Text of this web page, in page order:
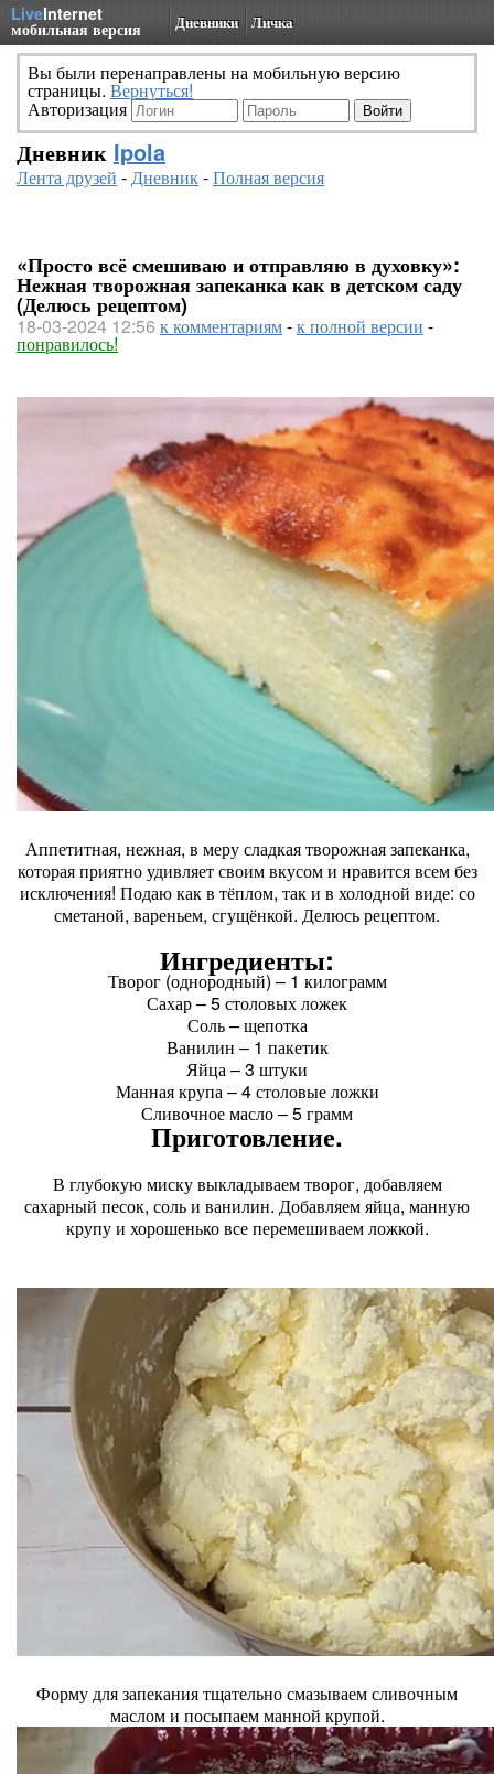
LiveInternet
мобильная версия Дневники Личка
Вы были перенаправлены на мобильную версию
страницы. Вернуться!
Авторизация
Дневник Ipola
Лента друзей -Дневник-Полная версия
«Просто всё смешиваю и отправляю в духовку»:
Нежная творожная запеканка как в детском саду
(Делюсь рецептом)
18-03-2024 12:56 к комментариям-к полной версии -
понравилось!
Аппетитная, нежная, в меру сладкая творожная запеканка,
которая приятно удивляет своим вкусом и нравится всем без
исключения! Подаю как в тёплом, так и в холодной виде: со
сметаной, вареньем, сгущёнкой. Делюсь рецептом.
Ингредиенты:
Творог (однородный) – 1 килограмм
Сахар – 5 столовых ложек
Соль – щепотка
Ванилин – 1 пакетик
Яйца – 3 штуки
Манная крупа – 4 столовые ложки
Сливочное масло – 5 грамм
Приготовление.
В глубокую миску выкладываем творог, добавляем
сахарный песок, соль и ванилин. Добавляем яйца, манную
крупу и хорошенько все перемешиваем ложкой.
Форму для запекания тщательно смазываем сливочным
маслом и посыпаем манной крупой.